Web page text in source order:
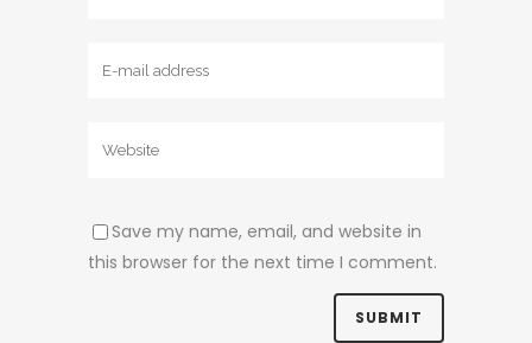
Save my name, email, and website in
this browser for the next time I comment.